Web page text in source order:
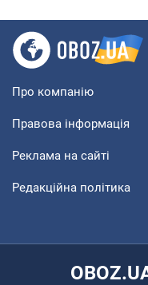
Про компанію
Правова інформація
Реклама на сайті
Редакційна політика